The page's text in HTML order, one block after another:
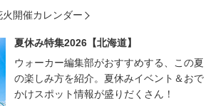
開催カレンダー
夏休み特集2026【北海道】
ウォーカー編集部がおすすめする、この夏
の楽しみ方を紹介。夏休みイベント＆おで
かけスポット情報が盛りだくさん！